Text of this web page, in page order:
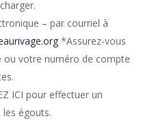
– par courriel à
*Assurez-vous
ou votre numéro de compte
ICI pour effectuer un
les égouts.